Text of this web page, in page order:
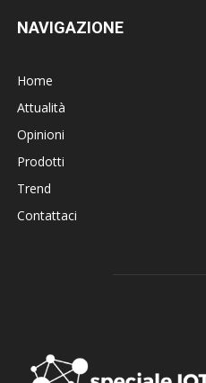
NAVIGAZIONE
Home
Attualità
Opinioni
Prodotti
Trend
Contattaci